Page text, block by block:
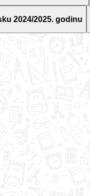
2024/2025. godinu